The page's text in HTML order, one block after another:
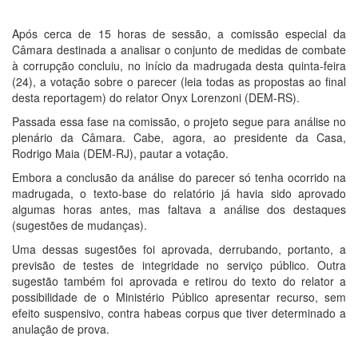
Após cerca de 15 horas de sessão, a comissão especial da
Câmara destinada a analisar o conjunto de medidas de combate
à corrupção concluiu, no início da madrugada desta quinta-feira
(24), a votação sobre o parecer (leia todas as propostas ao final
desta reportagem) do relator Onyx Lorenzoni (DEM-RS).
Passada essa fase na comissão, o projeto segue para análise no
plenário da Câmara. Cabe, agora, ao presidente da Casa,
Rodrigo Maia (DEM-RJ), pautar a votação.
Embora a conclusão da análise do parecer só tenha ocorrido na
madrugada, o texto-base do relatório já havia sido aprovado
algumas horas antes, mas faltava a análise dos destaques
(sugestões de mudanças).
Uma dessas sugestões foi aprovada, derrubando, portanto, a
previsão de testes de integridade no serviço público. Outra
sugestão também foi aprovada e retirou do texto do relator a
possibilidade de o Ministério Público apresentar recurso, sem
efeito suspensivo, contra habeas corpus que tiver determinado a
anulação de prova.